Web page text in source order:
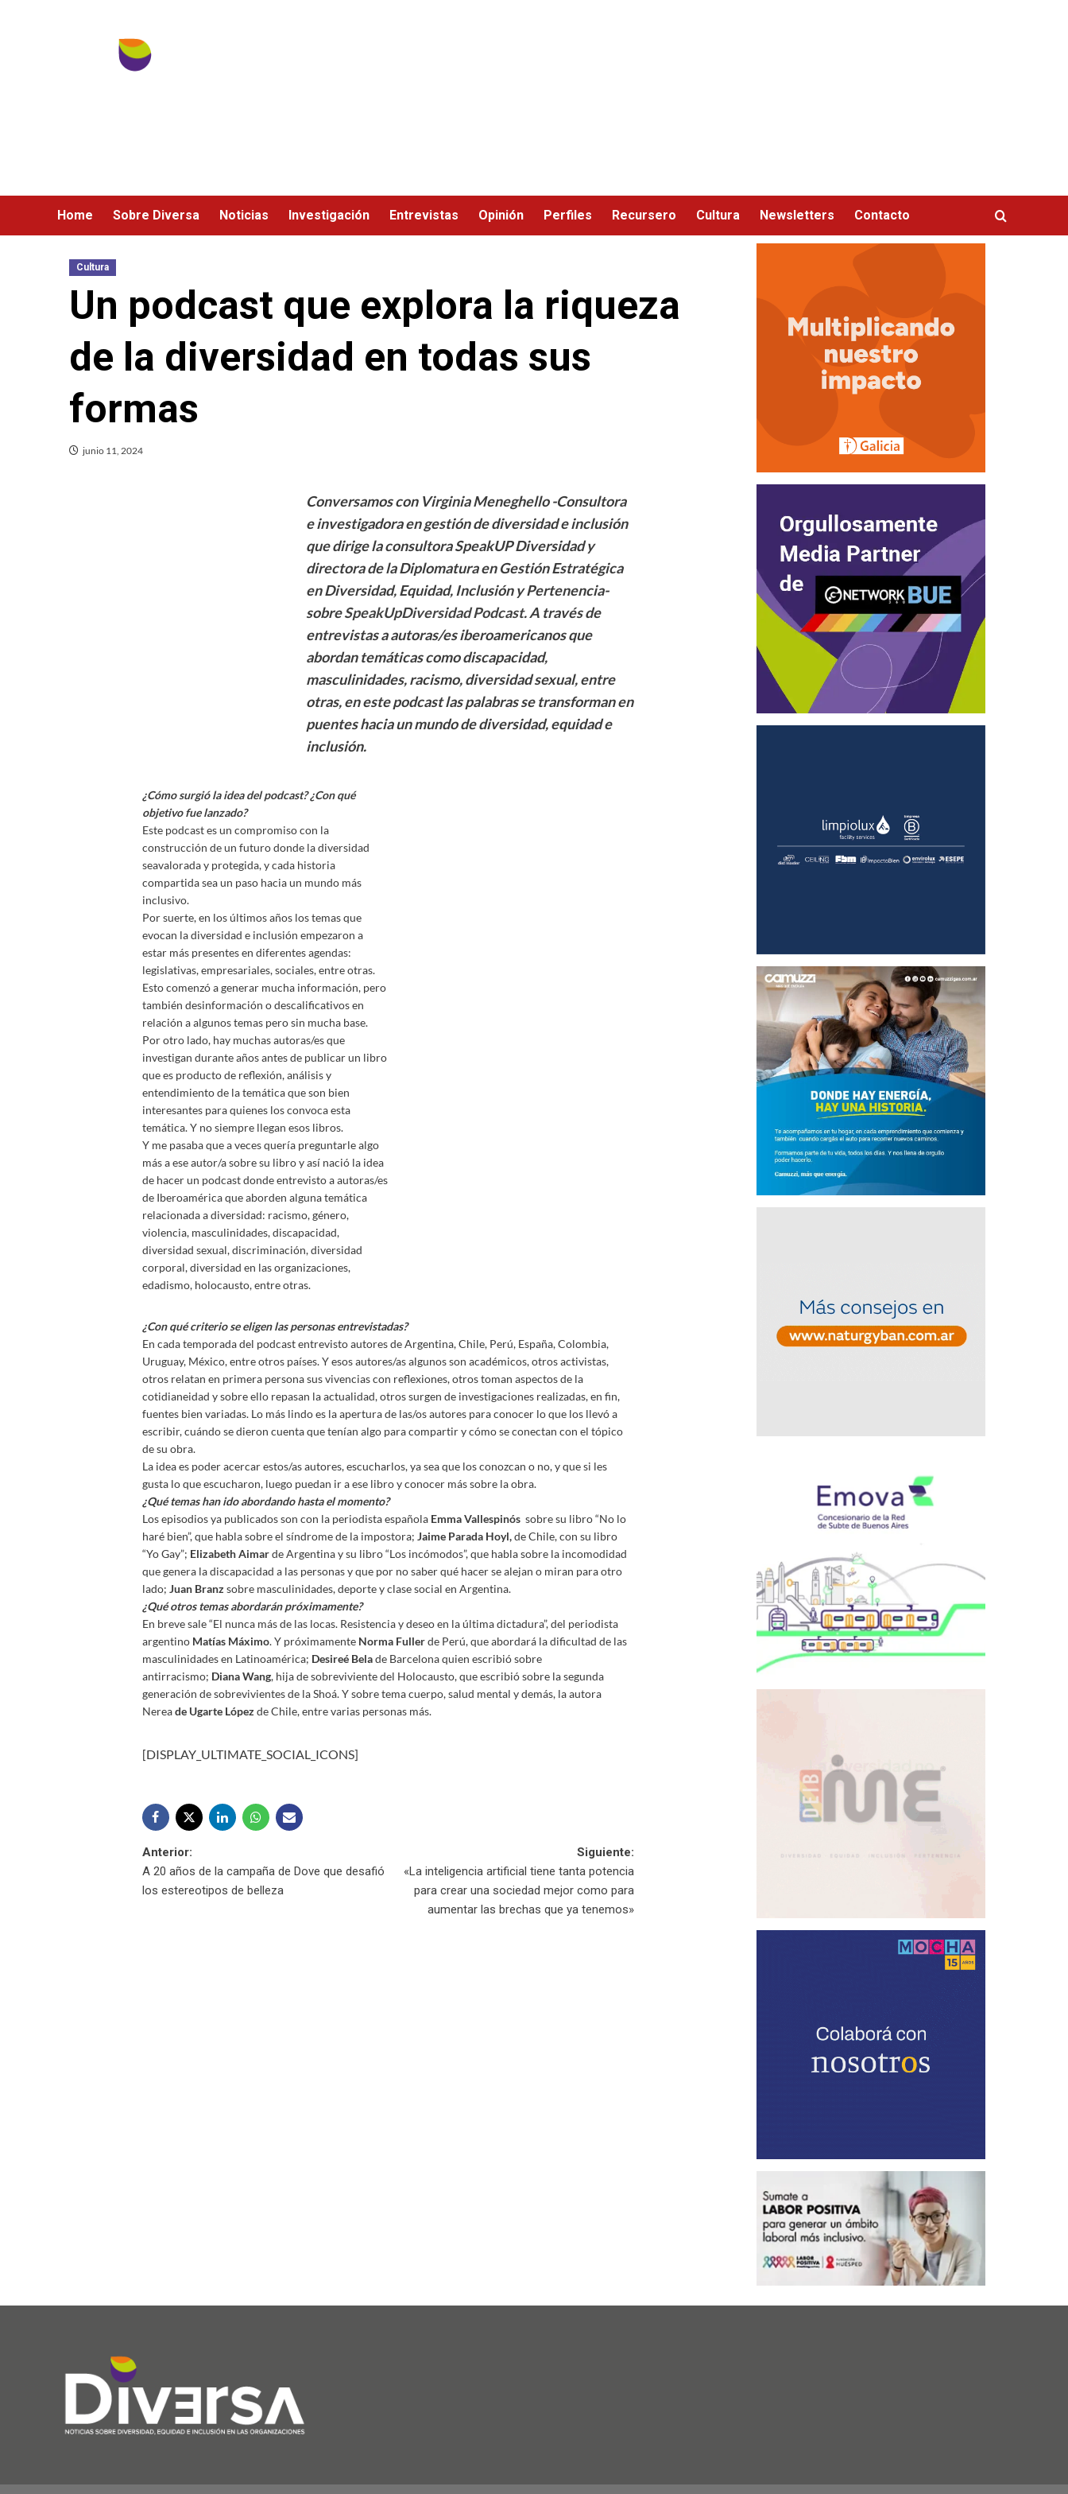
Home Sobre Diversa Noticias Investigación Entrevistas Opinión Perfiles Recursero Cultura Newsletters Contacto
Cultura
Un podcast que explora la riqueza
de la diversidad en todas sus
formas
junio 11, 2024
Conversamos con Virginia Meneghello -Consultora
e investigadora en gestión de diversidad e inclusión
que dirige la consultora SpeakUP Diversidad y
directora de la Diplomatura en Gestión Estratégica
en Diversidad, Equidad, Inclusión y Pertenencia-
sobreSpeakUpDiversidad Podcast. A través de
entrevistas a autoras/es iberoamericanos que
abordan temáticas como discapacidad,
masculinidades, racismo, diversidad sexual, entre
otras, en este podcast las palabras se transforman en
puentes hacia un mundo de diversidad, equidad e
inclusión.
¿Cómo surgió la idea del podcast? ¿Con qué
objetivo fue lanzado?
Este podcast es un compromiso con la
construcción de un futuro donde la diversidad
seavalorada y protegida, y cada historia
compartida sea un paso hacia un mundo más
inclusivo.
Por suerte, en los últimos años los temas que
evocan la diversidad e inclusión empezaron a
estar más presentes en diferentes agendas:
legislativas, empresariales, sociales, entre otras.
Esto comenzó a generar mucha información, pero
también desinformación o descalificativos en
relación a algunos temas pero sin mucha base.
Por otro lado, hay muchas autoras/es que
investigan durante años antes de publicar un libro
que es producto de reflexión, análisis y
entendimiento de la temática que son bien
interesantes para quienes los convoca esta
temática. Y no siempre llegan esos libros.
Y me pasaba que a veces quería preguntarle algo
más a ese autor/a sobre su libro y así nació la idea
de hacer un podcast donde entrevisto a autoras/es
de Iberoamérica que aborden alguna temática
relacionada a diversidad: racismo, género,
violencia, masculinidades, discapacidad,
diversidad sexual, discriminación, diversidad
corporal, diversidad en las organizaciones,
edadismo, holocausto, entre otras.
¿Con qué criterio se eligen las personas entrevistadas?
En cada temporada del podcast entrevisto autores de Argentina, Chile, Perú, España, Colombia,
Uruguay, México, entre otros países. Y esos autores/as algunos son académicos, otros activistas,
otros relatan en primera persona sus vivencias con reflexiones, otros toman aspectos de la
cotidianeidad y sobre ello repasan la actualidad, otros surgen de investigaciones realizadas, en fin,
fuentes bien variadas. Lo más lindo es la apertura de las/os autores para conocer lo que los llevó a
escribir, cuándo se dieron cuenta que tenían algo para compartir y cómo se conectan con el tópico
de su obra.
La idea es poder acercar estos/as autores, escucharlos, ya sea que los conozcan o no, y que si les
gusta lo que escucharon, luego puedan ir a ese libro y conocer más sobre la obra.
¿Qué temas han ido abordando hasta el momento?
Los episodios ya publicados son con la periodista española Emma Vallespinóssobre su libro “No lo
haré bien”, que habla sobre el síndrome de la impostora; Jaime Parada Hoyl,de Chile, con su libro
“Yo Gay”; Elizabeth Aimarde Argentina y su libro “Los incómodos”, que habla sobre la incomodidad
que genera la discapacidad a las personas y que por no saber qué hacer se alejan o miran para otro
lado; Juan Branz sobre masculinidades, deporte y clase social en Argentina.
¿Qué otros temas abordarán próximamente?
En breve sale “El nunca más de las locas. Resistencia y deseo en la última dictadura”, del periodista
argentino Matías Máximo. Y próximamente Norma Fullerde Perú, que abordará la dificultad de las
masculinidades en Latinoamérica; Desireé Belade Barcelona quien escribió sobre
antirracismo; Diana Wang, hija de sobreviviente del Holocausto, que escribió sobre la segunda
generación de sobrevivientes de la Shoá. Y sobre tema cuerpo, salud mental y demás, la autora
Nereade Ugarte López de Chile, entre varias personas más.
[DISPLAY_ULTIMATE_SOCIAL_ICONS]
Navegación
de
Anterior:
A 20 años de la campaña de Dove que desafió
los estereotipos de belleza
Siguiente:
«La inteligencia artificial tiene tanta potencia
para crear una sociedad mejor como para
aumentar las brechas que ya tenemos»